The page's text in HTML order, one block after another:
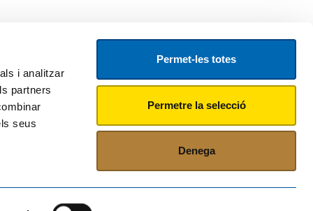
i analitzar
partners
seus
Permet-les totes
Permetre la selecció
Denega